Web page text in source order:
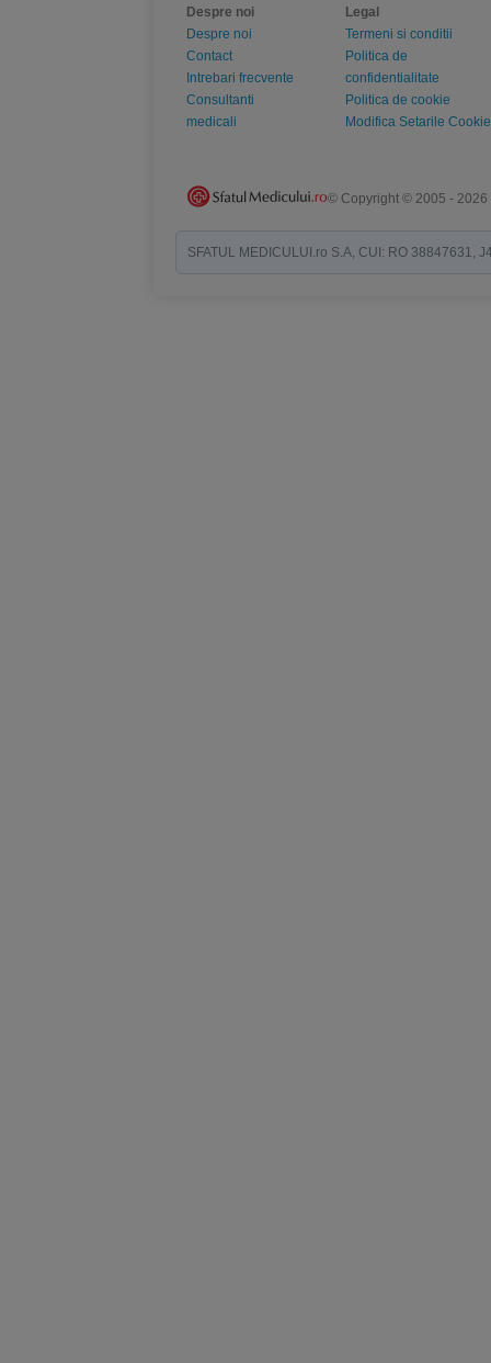
Despre noi
Despre noi
Contact
Intrebari frecvente
Consultanti
medicali
Legal
Termeni si conditii
Politica de
confidentialitate
Politica de cookie
Modifica Setarile Cookie
© Copyright © 2005 - 2026
SFATUL MEDICULUI.ro S.A, CUI: RO 38847631,